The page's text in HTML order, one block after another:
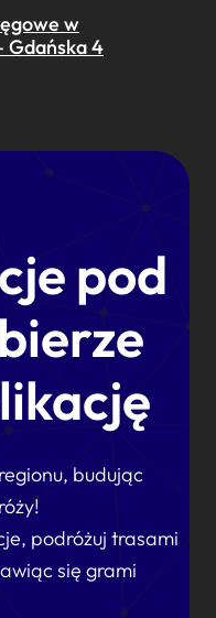
w
Gdańska 4
pod
budując
podróżuj trasami
się grami